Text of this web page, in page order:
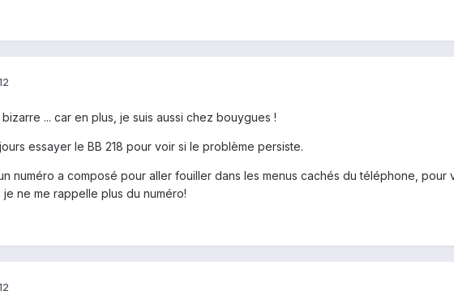
... car en plus, je suis aussi chez bouygues !
essayer le BB 218 pour voir si le problème persiste.
numéro a composé pour aller fouiller dans les menus cachés du téléphone,
ne me rappelle plus du numéro!